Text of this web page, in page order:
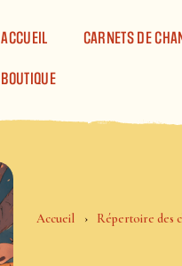
ACCUEIL
CARNETS DE
BOUTIQUE
Accueil Répertoire des